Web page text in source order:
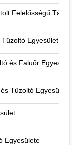
Felelősségű
Egyesület
és Faluőr Egyesülete
Tűzoltó Egyesület
Egyesülete